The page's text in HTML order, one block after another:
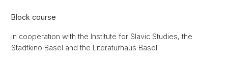
Block course
in cooperation with the Institute for Slavic Studies, the
Stadtkino Basel and the Literaturhaus Basel